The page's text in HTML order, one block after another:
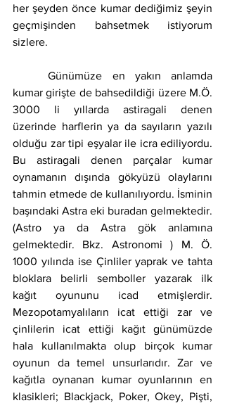
her şeyden önce kumar dediğimiz şeyin
geçmişinden bahsetmek istiyorum
sizlere.
	Günümüze en yakın anlamda
kumar girişte de bahsedildiği üzere M.Ö.
3000 li yıllarda astiragali denen
üzerinde harflerin ya da sayıların yazılı
olduğu zar tipi eşyalar ile icra ediliyordu.
Bu astiragali denen parçalar kumar
oynamanın dışında gökyüzü olaylarını
tahmin etmede de kullanılıyordu. İsminin
başındaki Astra eki buradan gelmektedir.
(Astro ya da Astra gök anlamına
gelmektedir. Bkz. Astronomi ) M. Ö.
1000 yılında ise Çinliler yaprak ve tahta
bloklara belirli semboller yazarak ilk
kağıt oyununu icad etmişlerdir.
Mezopotamyalıların icat ettiği zar ve
çinlilerin icat ettiği kağıt günümüzde
hala kullanılmakta olup birçok kumar
oyunun da temel unsurlarıdır. Zar ve
kağıtla oynanan kumar oyunlarının en
klasikleri; Blackjack, Poker, Okey, Pişti,